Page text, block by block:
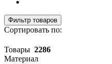
Фильтр товаров
Сортировать по:
Товары 2286
Материал